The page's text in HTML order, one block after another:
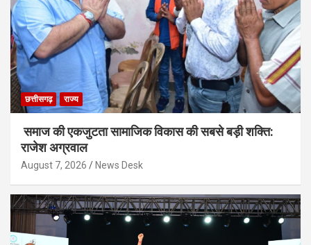
छत्तीसगढ़ राज्य
समाज की एकजुटता सामाजिक विकास की सबसे बड़ी शक्ति:
राजेश अग्रवाल
August 7, 2026 News Desk